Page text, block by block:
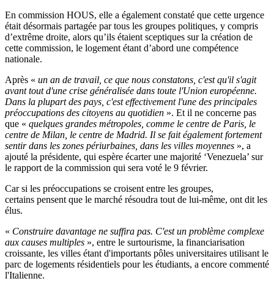
En commission HOUS, elle a également constaté que cette urgence
était désormais partagée par tous les groupes politiques, y compris
d’extrême droite, alors qu’ils étaient sceptiques sur la création de
cette commission, le logement étant d’abord une compétence
nationale.
Après « un an de travail, ce que nous constatons, c'est qu'il s'agit
avant tout d'une crise généralisée dans toute l'Union européenne.
Dans la plupart des pays, c'est effectivement l'une des principales
préoccupations des citoyens au quotidien ». Et il ne concerne pas
que « quelques grandes métropoles, comme le centre de Paris, le
centre de Milan, le centre de Madrid. Il se fait également fortement
sentir dans les zones périurbaines, dans les villes moyennes », a
ajouté la présidente, qui espère écarter une majorité ‘Venezuela’ sur
le rapport de la commission qui sera voté le 9 février.
Car si les préoccupations se croisent entre les groupes,
certains pensent que le marché résoudra tout de lui-même, ont dit les
élus.
« Construire davantage ne suffira pas. C'est un problème complexe
aux causes multiples », entre le surtourisme, la financiarisation
croissante, les villes étant d'importants pôles universitaires utilisant le
parc de logements résidentiels pour les étudiants, a encore commenté
l'Italienne.